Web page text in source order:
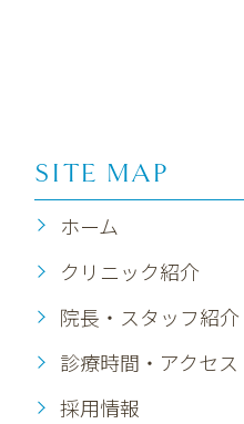
SITE MAP
ホーム
クリニック紹介
院長・スタッフ紹介
診療時間・アクセス
採用情報